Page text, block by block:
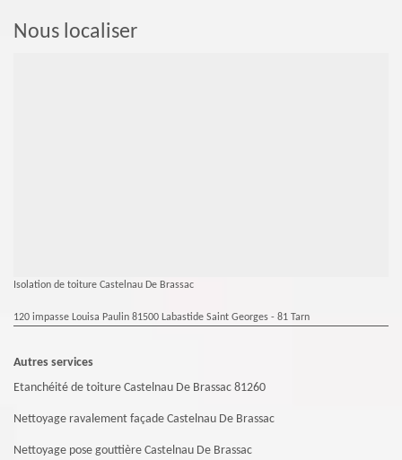
Nous localiser
Isolation de toiture Castelnau De Brassac
120 impasse Louisa Paulin 81500 Labastide Saint Georges - 81 Tarn
Autres services
Etanchéité de toiture Castelnau De Brassac 81260
Nettoyage ravalement façade Castelnau De Brassac
Nettoyage pose gouttière Castelnau De Brassac